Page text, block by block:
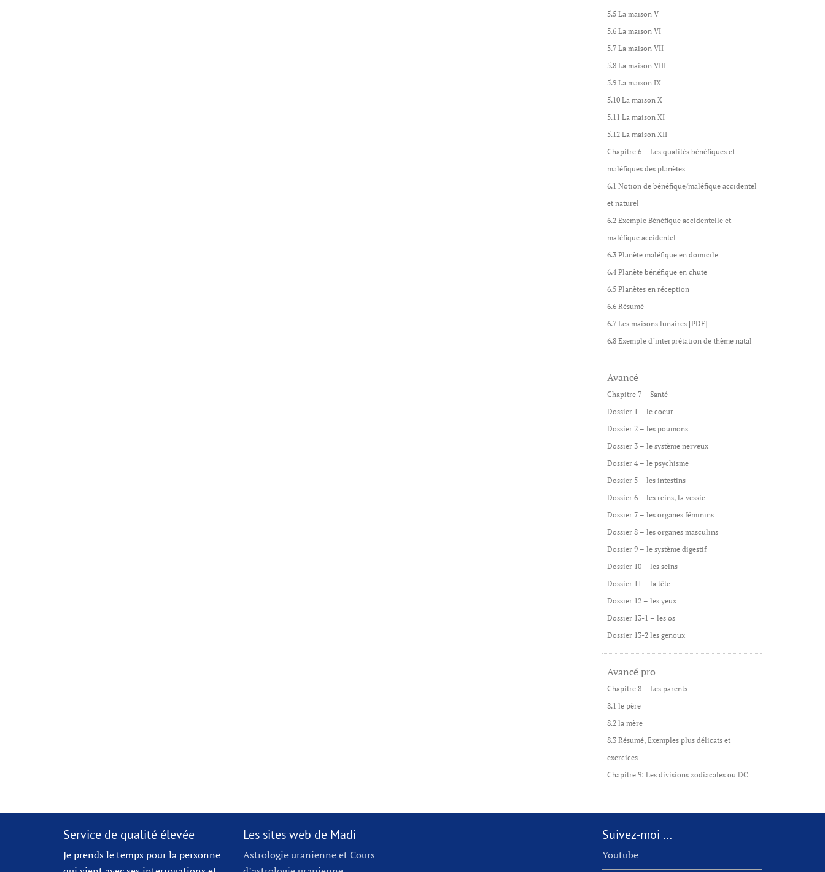
5.5 La maison V
5.6 La maison VI
5.7 La maison VII
5.8 La maison VIII
5.9 La maison IX
5.10 La maison X
5.11 La maison XI
5.12 La maison XII
Chapitre 6 – Les qualités bénéfiques et
maléfiques des planètes
6.1 Notion de bénéfique/maléfique accidentel
et naturel
6.2 Exemple Bénéfique accidentelle et
maléfique accidentel
6.3 Planète maléfique en domicile
6.4 Planète bénéfique en chute
6.5 Planètes en réception
6.6 Résumé
6.7 Les maisons lunaires [PDF]
6.8 Exemple d´interprétation de thème natal
Avancé
Chapitre 7 – Santé
Dossier 1 – le coeur
Dossier 2 – les poumons
Dossier 3 – le système nerveux
Dossier 4 – le psychisme
Dossier 5 – les intestins
Dossier 6 – les reins, la vessie
Dossier 7 – les organes féminins
Dossier 8 – les organes masculins
Dossier 9 – le système digestif
Dossier 10 – les seins
Dossier 11 – la tête
Dossier 12 – les yeux
Dossier 13-1 – les os
Dossier 13-2 les genoux
Avancé pro
Chapitre 8 – Les parents
8.1 le père
8.2 la mère
8.3 Résumé, Exemples plus délicats et
exercices
Chapitre 9: Les divisions zodiacales ou DC
Service de qualité élevée
Je prends le temps pour la personne
Les sites web de Madi
Astrologie uranienne et Cours
Suivez-moi …
Youtube